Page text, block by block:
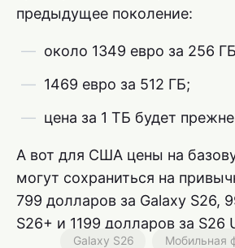
предыдущее поколение:
около 1349 евро за 256
1469 евро за 512 ГБ;
цена за 1 ТБ будет
А вот для США цены на
могут сохраниться на
799 долларов за Galaxy S26,
S26+ и 1199 долларов за S26
Galaxy S26 Мобильная